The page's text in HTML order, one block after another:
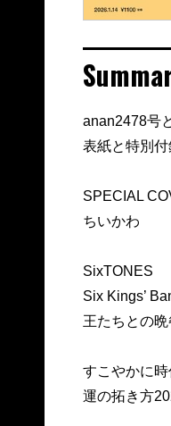
anan2478号
表紙と特別付
SPECIAL
ちいかわ
SixTONES
Six Kings’
王たちとの晩
すこやかに
運の拓き方